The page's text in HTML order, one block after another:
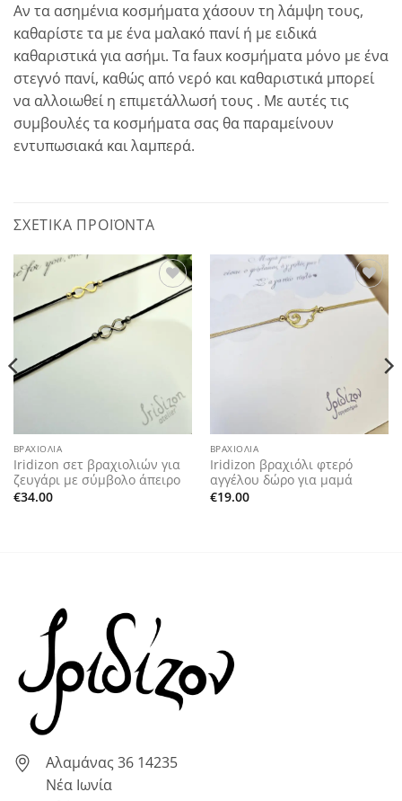
Αν τα ασημένια κοσμήματα χάσουν τη λάμψη τους,
καθαρίστε τα με ένα μαλακό πανί ή με ειδικά
καθαριστικά για ασήμι. Τα faux κοσμήματα μόνο με ένα
στεγνό πανί, καθώς από νερό και καθαριστικά μπορεί
να αλλοιωθεί η επιμετάλλωσή τους . Με αυτές τις
συμβουλές τα κοσμήματα σας θα παραμείνουν
εντυπωσιακά και λαμπερά.
ΣΧΕΤΙΚΆ ΠΡΟΪΌΝΤΑ
Add to
wishlist
ΒΡΑΧΙΌΛΙΑ
Iridizon σετ βραχιολιών για
ζευγάρι με σύμβολο άπειρο
€34.00
Add to
ΒΡΑΧΙΌΛΙΑ
Iridizon βραχιόλι φτερό
αγγέλου δώρο για μαμά
€19.00
Αλαμάνας 36 14235
Νέα Ιωνία